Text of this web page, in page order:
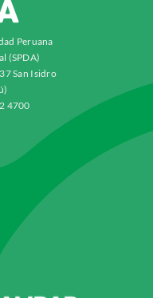
Peruana
(SPDA)
San Isidro
4700